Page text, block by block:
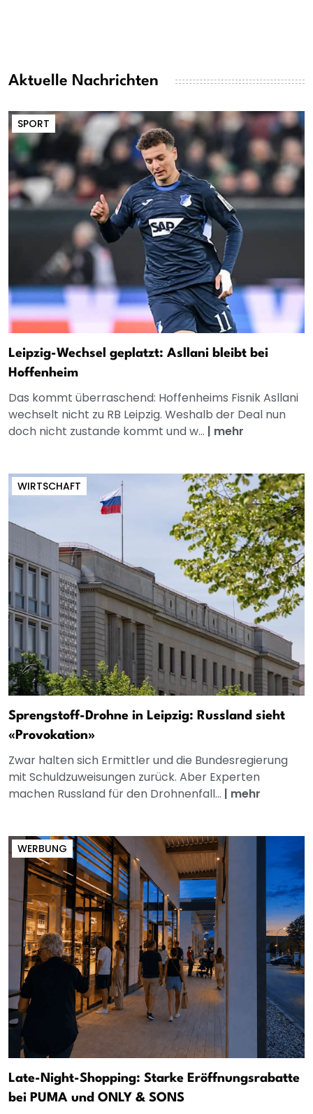
Aktuelle Nachrichten
SPORT
Leipzig-Wechsel geplatzt: Asllani bleibt bei
Hoffenheim
Das kommt überraschend: Hoffenheims Fisnik Asllani
wechselt nicht zu RB Leipzig. Weshalb der Deal nun
doch nicht zustande kommt und w... | mehr
WIRTSCHAFT
Sprengstoff-Drohne in Leipzig: Russland sieht
«Provokation»
Zwar halten sich Ermittler und die Bundesregierung
mit Schuldzuweisungen zurück. Aber Experten
machen Russland für den Drohnenfall... | mehr
WERBUNG
Late-Night-Shopping: Starke Eröffnungsrabatte
bei PUMA und ONLY & SONS